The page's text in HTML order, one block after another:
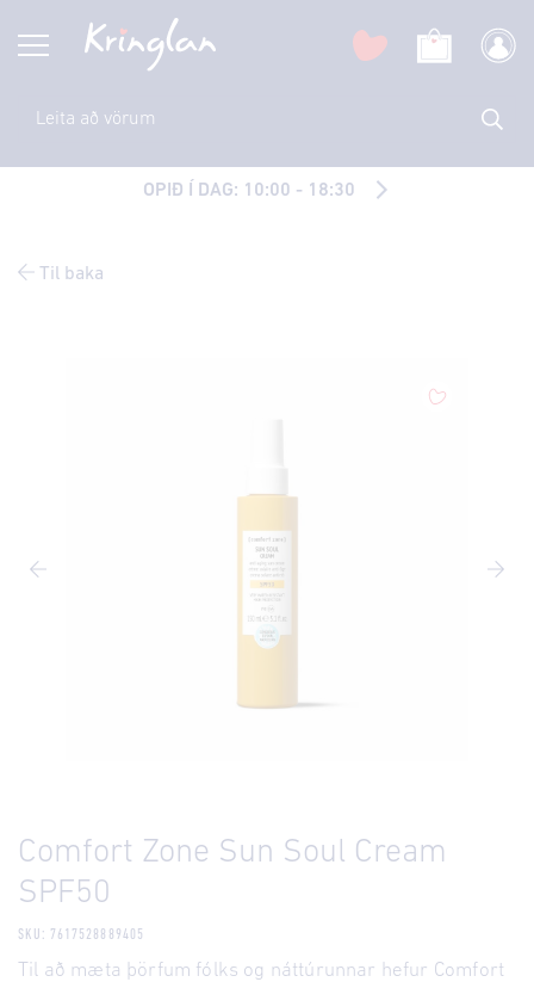
OPIÐ Í DAG: 10:00 - 18:30
Til baka
Comfort Zone Sun Soul Cream
SPF50
SKU: 7617528889405
Til að mæta þörfum fólks og náttúrunnar hefur Comfort